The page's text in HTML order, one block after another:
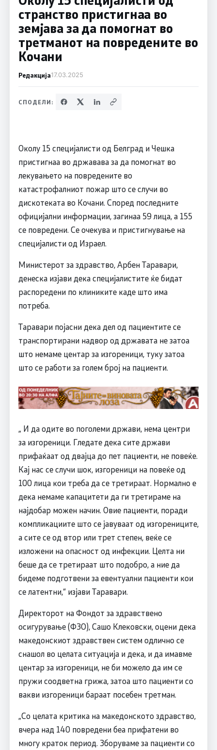
странство пристигнаа во
земјава за да помогнат во
третманот на повредените во
Кочани
Редакција17.03.2025
СПОДЕЛИ:
Околу 15 специјалисти од Белград и Чешка
пристигнаа во државава за да помогнат во
лекувањето на повредените во
катастрофалниот пожар што се случи во
дискотеката во Кочани. Според последните
официјални информации, загинаа 59 лица, а 155
се повредени. Се очекува и пристигнување на
специјалисти од Израел.
Министерот за здравство, Арбен Таравари,
денеска изјави дека специјалистите ќе бидат
распоредени по клиниките каде што има
потреба.
Таравари појасни дека дел од пациентите се
транспортирани надвор од државата не затоа
што немаме центар за изгореници, туку затоа
што се работи за голем број на пациенти.
„ И да одите во поголеми држави, нема центри
за изгореници. Гледате дека сите држави
прифаќаат од двајца до пет пациенти, не повеќе.
Кај нас се случи шок, изгореници на повеќе од
100 лица кои треба да се третираат. Нормално е
дека немаме капацитети да ги третираме на
најдобар можен начин. Овие пациенти, поради
компликациите што се јавуваат од изгорениците,
а сите се од втор или трет степен, веќе се
изложени на опасност од инфекции. Целта ни
беше да се третираат што подобро, а ние да
бидеме подготвени за евентуални пациенти кои
се латентни,“ изјави Таравари.
Директорот на Фондот за здравствено
осигурување (ФЗО), Сашо Клековски, оцени дека
македонскиот здравствен систем одлично се
снашол во целата ситуација и дека, и да имавме
центар за изгореници, не би можело да им се
пружи соодветна грижа, затоа што пациенти со
вакви изгореници бараат посебен третман.
„Со целата критика на македонското здравство,
вчера над 140 повредени беа прифатени во
многу краток период. Зборуваме за пациенти со